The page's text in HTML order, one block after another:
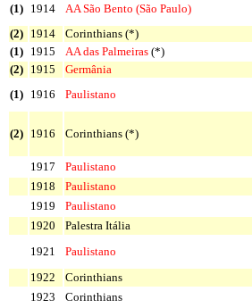
(1) 1914 AA São Bento (São Paulo)
(2) 1914 Corinthians (*)
(1) 1915 AA das Palmeiras (*)
(2) 1915 Germânia
(1) 1916 Paulistano
(2) 1916 Corinthians (*)
1917
Paulistano
1918
Paulistano
1919
Paulistano
1920
Palestra Itália
1921
Paulistano
1922
Corinthians
1923
Corinthians